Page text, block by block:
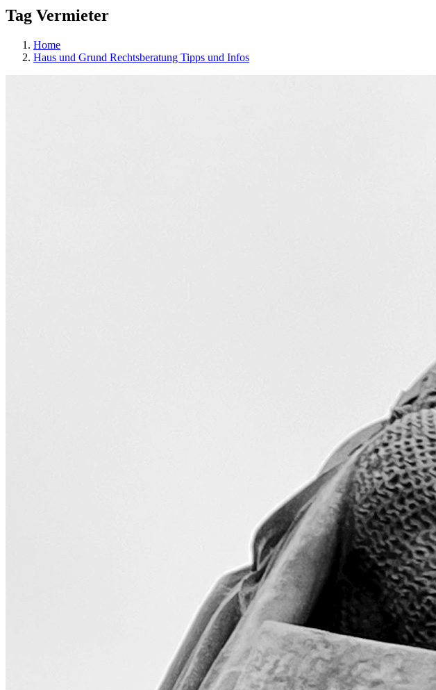
Tag Vermieter
Home
Haus und Grund Rechtsberatung Tipps und Infos